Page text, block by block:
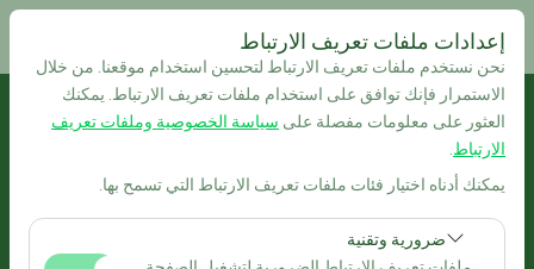
إعدادات ملفات تعريف الارتباط
نحن نستخدم ملفات تعريف الارتباط لتحسين استخدام موقعنا. من خلال
الاستمرار فإنك توافق على استخدام ملفات تعريف الارتباط. يمكنك
العثور على معلومات مفصلة على سياسة الخصوصية وملفات تعريف
الارتباط
يمكنك أدناه اختيار فئات ملفات تعريف الارتباط التي تسمح بها.
ضرورية وتقنية
بيك اب الموقع
تحديد موقع مختلف الانزال